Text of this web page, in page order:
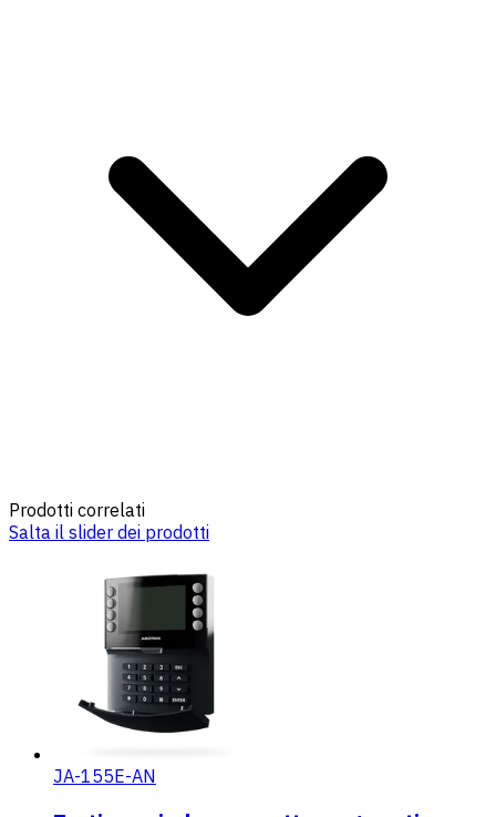
Prodotti correlati
Salta il slider dei prodotti
JA-155E-AN